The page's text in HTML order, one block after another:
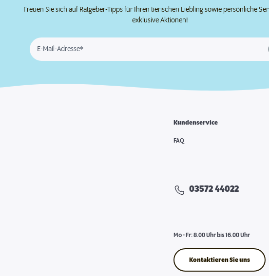
Freuen Sie sich auf Ratgeber-Tipps für Ihren tierischen Liebling sowie persönliche
exklusive Aktionen!
E-Mail-Adresse*
Kundenservice
FAQ
03572 44022
Mo - Fr: 8.00 Uhr bis 16.00 Uhr
Kontaktieren Sie uns